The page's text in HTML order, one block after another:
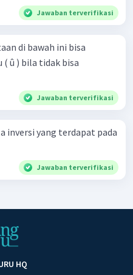
Jawaban terverifikasi
di bawah ini bisa
û ) bila tidak bisa
Jawaban terverifikasi
inversi yang terdapat pada
Jawaban terverifikasi
HQ